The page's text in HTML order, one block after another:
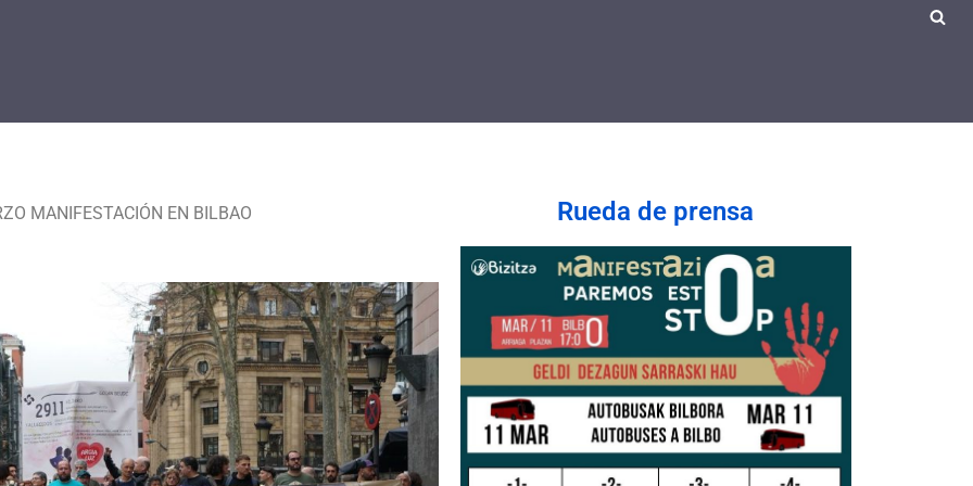
MANIFESTACIÓN EN BILBAO Rueda de prensa